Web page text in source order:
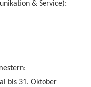
& Service):
bis 31. Oktober